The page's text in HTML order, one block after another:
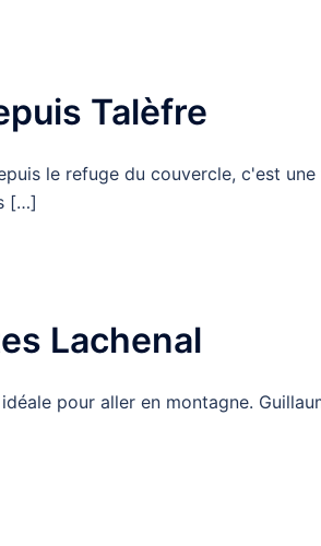
Talèfre
le refuge du couvercle, c'est
[…]
Lachenal
pour aller en montagne.